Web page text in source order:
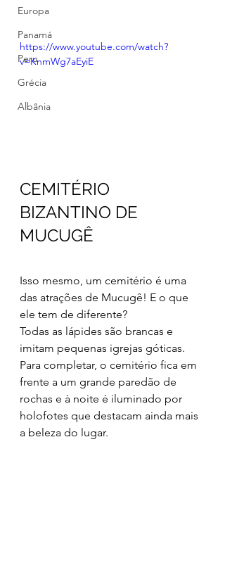
Europa
Panamá
Peru
Grécia
Albânia
https://www.youtube.com/watch?
v=KnmWg7aEyiE
CEMITÉRIO
BIZANTINO DE
MUCUGÊ
Isso mesmo, um cemitério é uma
das atrações de Mucugê! E o que
ele tem de diferente?
Todas as lápides são brancas e
imitam pequenas igrejas góticas.
Para completar, o cemitério fica em
frente a um grande paredão de
rochas e à noite é iluminado por
holofotes que destacam ainda mais
a beleza do lugar.